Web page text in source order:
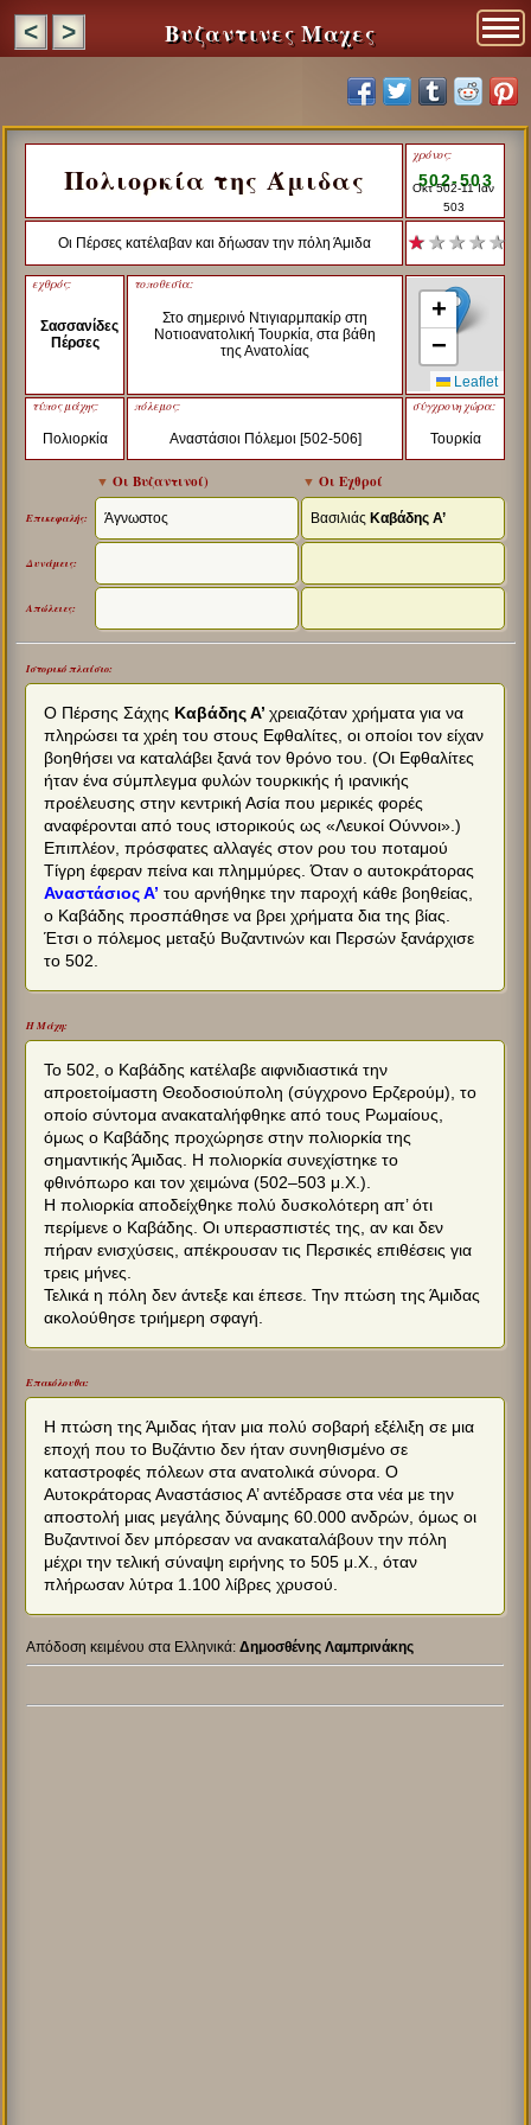
< > Βυζαντινες Μαχες
Πολιορκία της Άμιδας
χρόνος:
502-503
Οκτ 502-11 Ιαν
503
Οι Πέρσες κατέλαβαν και δήωσαν την πόλη Άμιδα ★ ★ ★ ★ ★
εχθρός:
Σασσανίδες
Πέρσες
τοποθεσία:
Στο σημερινό Ντιγιαρμπακίρ στη
Νοτιοανατολική Τουρκία, στα βάθη
της Ανατολίας
+
−
Leaflet
τύπος μάχης:
Πολιορκία
πόλεμος:
Αναστάσιοι Πόλεμοι [502-506]
σύγχρονη χώρα:
Τουρκία
▼ Οι Βυζαντινοί) ▼ Οι Εχθροί
Επικεφαλής: Άγνωστος Βασιλιάς Καβάδης Α’
Δυνάμεις:
Απώλειες:
Ιστορικό πλαίσιο:
Ο Πέρσης Σάχης Καβάδης Α’χρειαζόταν χρήματα για να
πληρώσει τα χρέη του στους Εφθαλίτες, οι οποίοι τον είχαν
βοηθήσει να καταλάβει ξανά τον θρόνο του. (Οι Εφθαλίτες
ήταν ένα σύμπλεγμα φυλών τουρκικής ή ιρανικής
προέλευσης στην κεντρική Ασία που μερικές φορές
αναφέρονται από τους ιστορικούς ως «Λευκοί Ούννοι».)
Επιπλέον, πρόσφατες αλλαγές στον ρου του ποταμού
Τίγρη έφεραν πείνα και πλημμύρες. Όταν ο αυτοκράτορας
Αναστάσιος Α’ του αρνήθηκε την παροχή κάθε βοηθείας,
ο Καβάδης προσπάθησε να βρει χρήματα δια της βίας.
Έτσι ο πόλεμος μεταξύ Βυζαντινών και Περσών ξανάρχισε
το 502.
Η Μάχη:
Το 502, ο Καβάδης κατέλαβε αιφνιδιαστικά την
απροετοίμαστη Θεοδοσιούπολη (σύγχρονο Ερζερούμ), το
οποίο σύντομα ανακαταλήφθηκε από τους Ρωμαίους,
όμως ο Καβάδης προχώρησε στην πολιορκία της
σημαντικής Άμιδας. Η πολιορκία συνεχίστηκε το
φθινόπωρο και τον χειμώνα (502–503 μ.Χ.).
Η πολιορκία αποδείχθηκε πολύ δυσκολότερη απ’ ότι
περίμενε ο Καβάδης. Οι υπερασπιστές της, αν και δεν
πήραν ενισχύσεις, απέκρουσαν τις Περσικές επιθέσεις για
τρεις μήνες.
Τελικά η πόλη δεν άντεξε και έπεσε. Την πτώση της Άμιδας
ακολούθησε τριήμερη σφαγή.
Επακόλουθα:
Η πτώση της Άμιδας ήταν μια πολύ σοβαρή εξέλιξη σε μια
εποχή που το Βυζάντιο δεν ήταν συνηθισμένο σε
καταστροφές πόλεων στα ανατολικά σύνορα. Ο
Αυτοκράτορας Αναστάσιος Α’ αντέδρασε στα νέα με την
αποστολή μιας μεγάλης δύναμης 60.000 ανδρών, όμως οι
Βυζαντινοί δεν μπόρεσαν να ανακαταλάβουν την πόλη
μέχρι την τελική σύναψη ειρήνης το 505 μ.Χ., όταν
πλήρωσαν λύτρα 1.100 λίβρες χρυσού.
Απόδοση κειμένου στα Ελληνικά:Δημοσθένης Λαμπρινάκης